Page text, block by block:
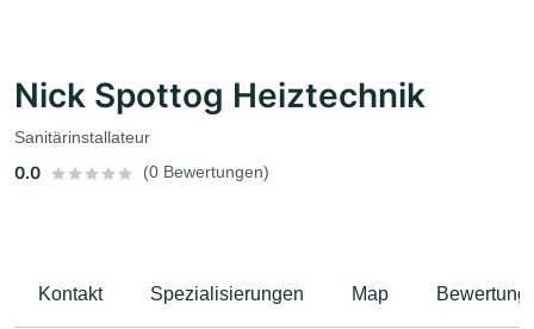
Nick Spottog Heiztechnik
Sanitärinstallateur
0.0 (0 Bewertungen)
Kontakt Spezialisierungen Map